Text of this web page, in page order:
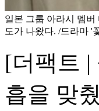
일본 그룹 아라시 멤
도가 나왔다. /드라마 '
[더팩트 |
흡을 맞